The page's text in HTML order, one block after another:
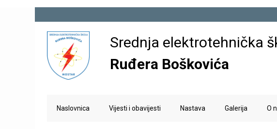
E
l
Srednja elektrotehnička
Ruđera Boškovića
Naslovnica Vijesti i obavijesti Nastava Galerija O